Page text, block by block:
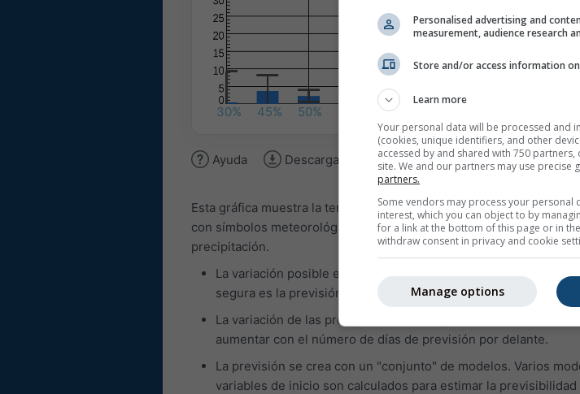
30% 45% 50% 75%
Ayuda Descargar imagen
Esta gráfica muestra la tendencia del tiempo por 14 días paraEast
con símbolos meteorológicos diarios, temperaturas mínimas y
precipitación.
La variación posible es colorida en la gráfica de la
segura es la previsión. La línea gruesa representa la tendencia
La variación de las precipitaciones se representa con una "T".
aumentar con el número de días de previsión por delante.
La previsión se crea con un "conjunto" de modelos. Varios
variables de inicio son calculados para estimar la
Personalised advertising and
measurement, audience research
Store and/or access information
Learn more
Your personal data will be processed and
(cookies, unique identifiers, and other
accessed by and shared with 750
site. We and our partners may use precise
partners.
Some vendors may process your personal
interest, which you can object to by
for a link at the bottom of this page or in
withdraw consent in privacy and cookie
Manage options